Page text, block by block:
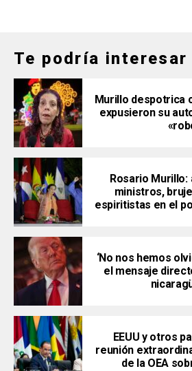
Te podría interesar
Murillo despotrica
expusieron su
Rosario
ministros,
espiritistas en el
‘No nos hemos
el mensaje
EEUU y otros
reunión
de la OEA